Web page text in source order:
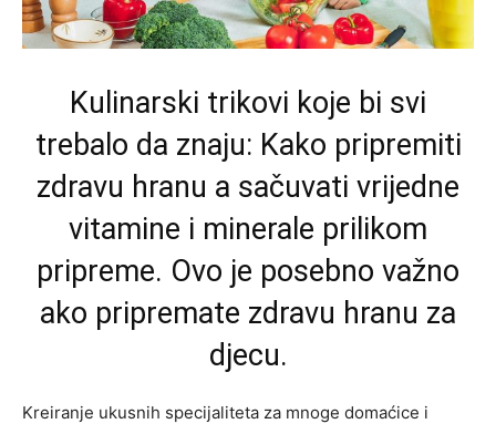
Kulinarski trikovi koje bi svi
trebalo da znaju: Kako pripremiti
zdravu hranu a sačuvati vrijedne
vitamine i minerale prilikom
pripreme. Ovo je posebno važno
ako pripremate zdravu hranu za
djecu.
Kreiranje ukusnih specijaliteta za mnoge domaćice i